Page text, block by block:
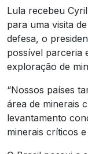
Lula recebeu
para uma visita
defesa, o
possível parceria
exploração de
“Nossos países
área de minerais
levantamento
minerais críticos